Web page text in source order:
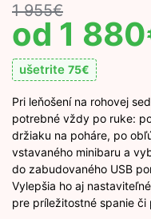
1 955€
1 880
ušetrite 75€
Pri leňošení na rohovej
potrebné vždy po ruke:
držiaku na poháre, po
vstavaného minibaru a
do zabudovaného USB
Vylepšia ho aj
pre príležitostné spanie či